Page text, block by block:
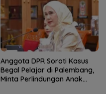
Anggota DPR Soroti Kasus
Begal Pelajar di Palembang,
Minta Perlindungan Anak